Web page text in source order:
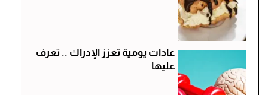
عادات يومية تعزز الإدراك .. تعرف
عليها